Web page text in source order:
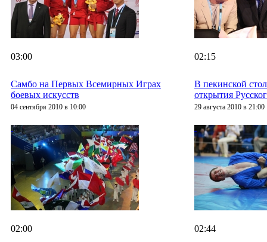
03:00
Самбо на Первых Всемирных Играх
боевых искусств
04 сентября 2010 в 10:00
02:15
В пекинской
открытия
29 августа 2010 в 21:00
02:00 02:44